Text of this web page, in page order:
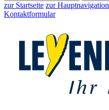
zur Startseite zur Hauptnavigation
Kontaktformular